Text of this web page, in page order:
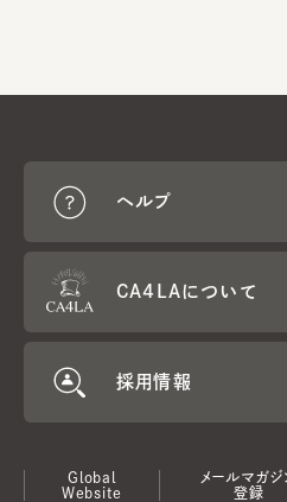
ヘルプ
CA4LAについて
採用情報
Global
Website
メールマガジ
登録